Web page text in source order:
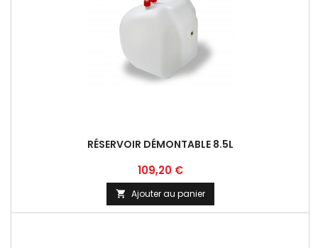
RÉSERVOIR DÉMONTABLE 8.5L
Prix
109,20 €
 Ajouter au panier